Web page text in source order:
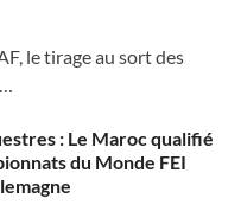
le tirage au sort des
: Le Maroc qualifié
du Monde FEI